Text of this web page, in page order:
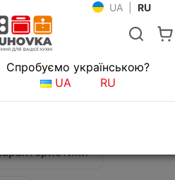
UA RU
Смесители для кухни
Gessi Officine
Спробуємо українською?
UA
RU